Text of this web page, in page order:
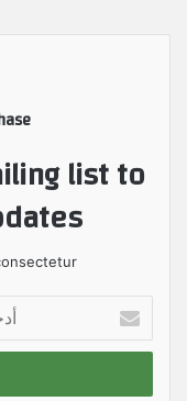
list to
خ